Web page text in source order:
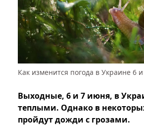
Как изменится погода в Украине 6
Выходные, 6 и 7 июня, в
теплыми. Однако в
пройдут дожди с грозами.